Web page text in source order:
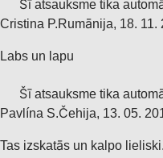
Šī atsauksme tika
Cristina P.Rumānija, 18. 11.
Labs un lapu
Šī atsauksme tika
Pavlína S.Čehija, 13. 05.
Tas izskatās un kalpo lieliski.